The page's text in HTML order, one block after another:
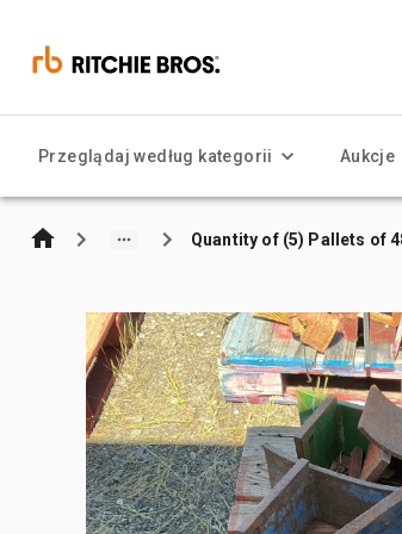
Przeglądaj według kategorii Aukcje
Quantity of (5) Pallets of